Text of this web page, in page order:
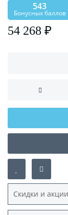
543
Бонусных баллов
54 268 ₽
Скидки и